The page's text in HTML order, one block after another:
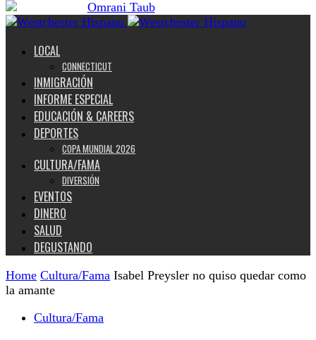
LOCAL
CONNECTICUT
INMIGRACIÓN
INFORME ESPECIAL
EDUCACIÓN & CAREERS
DEPORTES
COPA MUNDIAL 2026
CULTURA/FAMA
DIVERSIÓN
EVENTOS
DINERO
SALUD
DEGUSTANDO
Home Cultura/Fama Isabel Preysler no quiso quedar como
la amante
Cultura/Fama